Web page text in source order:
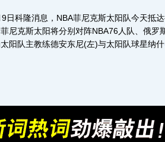
科隆消息，NBA菲尼克斯太阳队今天抵达
尼克斯太阳将分别对阵NBA76人队、俄罗
阳队主教练德安东尼(左)与太阳队球星纳什